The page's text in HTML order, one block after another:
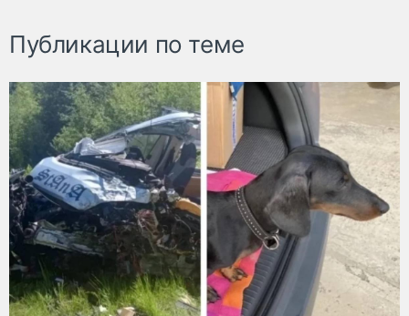
Публикации по теме